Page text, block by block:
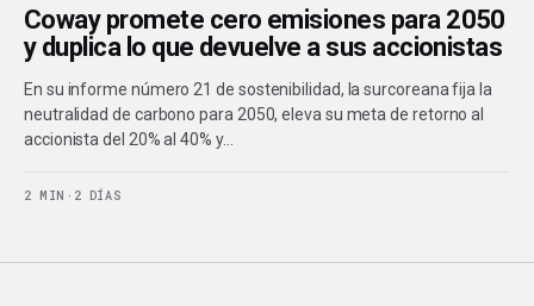
Coway promete cero emisiones para 2050
y duplica lo que devuelve a sus accionistas
En su informe número 21 de sostenibilidad, la surcoreana fija la
neutralidad de carbono para 2050, eleva su meta de retorno al
accionista del 20% al 40% y…
2 MIN · 2 DÍAS